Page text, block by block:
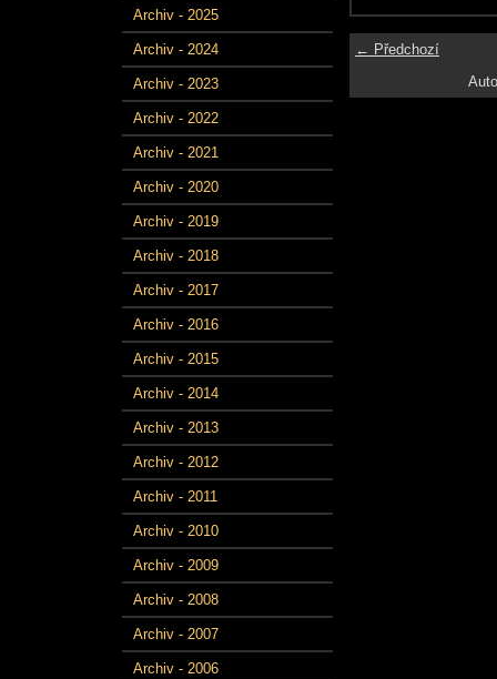
Archiv - 2025
Archiv - 2024
Archiv - 2023
Archiv - 2022
Archiv - 2021
Archiv - 2020
Archiv - 2019
Archiv - 2018
Archiv - 2017
Archiv - 2016
Archiv - 2015
Archiv - 2014
Archiv - 2013
Archiv - 2012
Archiv - 2011
Archiv - 2010
Archiv - 2009
Archiv - 2008
Archiv - 2007
Archiv - 2006
← Předchozí